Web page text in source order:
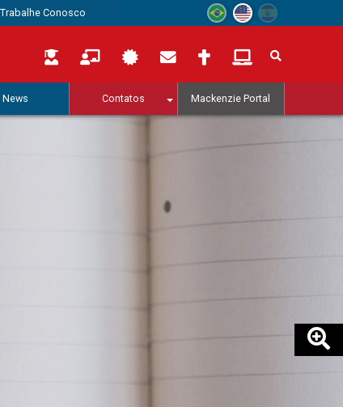
Trabalhe Conosco
News Contatos Mackenzie Portal